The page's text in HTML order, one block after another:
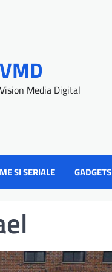
VMD
Vision Media Digital
SI SERIALE GADGETS